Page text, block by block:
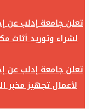
تعلن جامعة إدلب عن
لشراء وتوريد أثاث
تعلن جامعة إدلب عن
لأعمال تجهيز مخبر